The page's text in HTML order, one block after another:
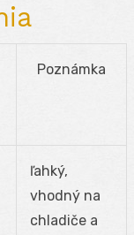
Poznámka
ľahký,
vhodný na
chladiče a